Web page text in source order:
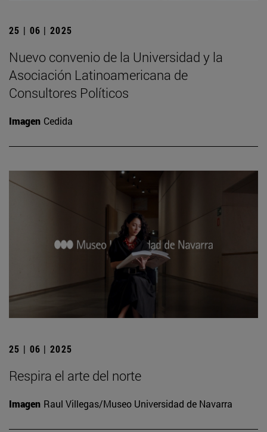
25 | 06 | 2025
Nuevo convenio de la Universidad y la
Asociación Latinoamericana de
Consultores Políticos
Imagen Cedida
25 | 06 | 2025
Respira el arte del norte
Imagen Raul Villegas/Museo Universidad de Navarra